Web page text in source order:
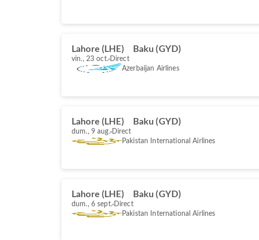
Lahore (LHE) Baku (GYD)
vin., 23 oct. Direct
Azerbaijan Airlines
Lahore (LHE) Baku (GYD)
dum., 9 aug. Direct
Pakistan International Airlines
Lahore (LHE) Baku (GYD)
dum., 6 sept. Direct
Pakistan International Airlines